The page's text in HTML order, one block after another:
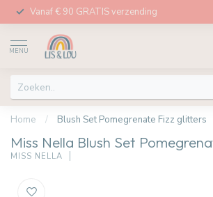
Vanaf € 90 GRATIS verzending
MENU
Home / Blush Set Pomegrenate Fizz glitters
Miss Nella Blush Set
MISS NELLA